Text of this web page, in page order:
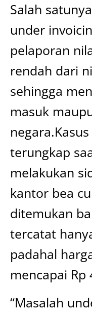
Salah
under
pelaporan
rendah dari
sehingga
masuk
terungkap
melakukan
kantor bea
ditemukan
tercatat
padahal
mencapai Rp
“Masalah